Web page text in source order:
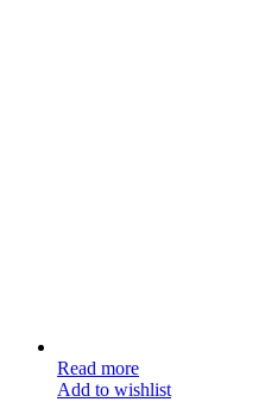
Read more
Add to wishlist